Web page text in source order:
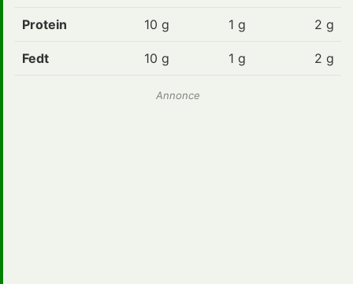
Protein 10 g 1 g 2 g
Fedt 10 g 1 g 2 g
Annonce